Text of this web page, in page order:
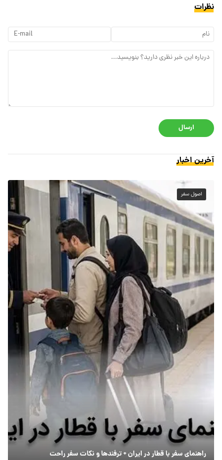
نظرات
ارسال
آخرین اخبار
اصول سفر
راهنمای سفر با قطار در ایران + ترفندها و نکات سفر راحت